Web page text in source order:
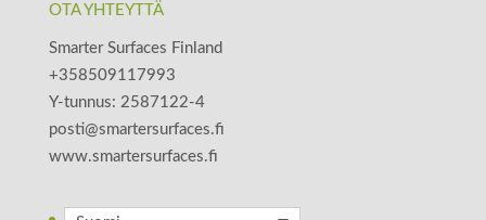
OTA YHTEYTTÄ
Smarter Surfaces Finland
+358509117993
Y-tunnus: 2587122-4
posti@smartersurfaces.fi
www.smartersurfaces.fi